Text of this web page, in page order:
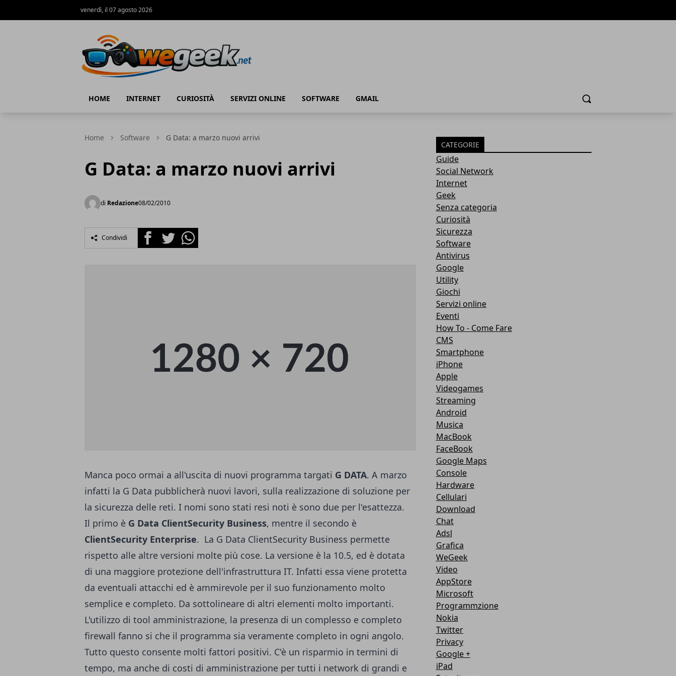
venerdì, il 07 agosto 2026
HOME INTERNET CURIOSITÀ SERVIZI ONLINE SOFTWARE GMAIL Cerca
Home Software G Data: a marzo nuovi arrivi
G Data: a marzo nuovi arrivi
di Redazione08/02/2010
Condividi FacebookTwitterWhatsapp
Manca poco ormai a all'uscita di nuovi programma targati G DATA. A marzo
infatti la G Data pubblicherà nuovi lavori, sulla realizzazione di soluzione per
la sicurezza delle reti. I nomi sono stati resi noti è sono due per l'esattezza.
Il primo è G Data ClientSecurity Business, mentre il secondo è
ClientSecurity Enterprise. La G Data ClientSecurity Business permette
rispetto alle altre versioni molte più cose. La versione è la 10.5, ed è dotata
di una maggiore protezione dell'infrastruttura IT. Infatti essa viene protetta
da eventuali attacchi ed è ammirevole per il suo funzionamento molto
semplice e completo. Da sottolineare di altri elementi molto importanti.
L'utilizzo di tool amministrazione, la presenza di un complesso e completo
firewall fanno si che il programma sia veramente completo in ogni angolo.
Tutto questo consente molti fattori positivi. C'è un risparmio in termini di
tempo, ma anche di costi di amministrazione per tutti i network di grandi e
CATEGORIE
Guide
Social Network
Internet
Geek
Senza categoria
Curiosità
Sicurezza
Software
Antivirus
Google
Utility
Giochi
Servizi online
Eventi
How To - Come Fare
CMS
Smartphone
iPhone
Apple
Videogames
Streaming
Android
Musica
MacBook
FaceBook
Google Maps
Console
Hardware
Cellulari
Download
Chat
Adsl
Grafica
WeGeek
Video
AppStore
Microsoft
Programmzione
Nokia
Twitter
Privacy
Google +
iPad